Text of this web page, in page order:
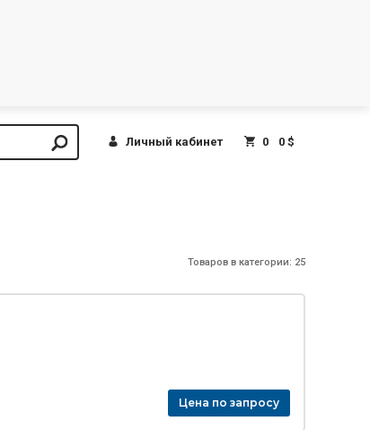
Личный кабинет 0 0 $
Товаров в категории: 25
Цена по запросу